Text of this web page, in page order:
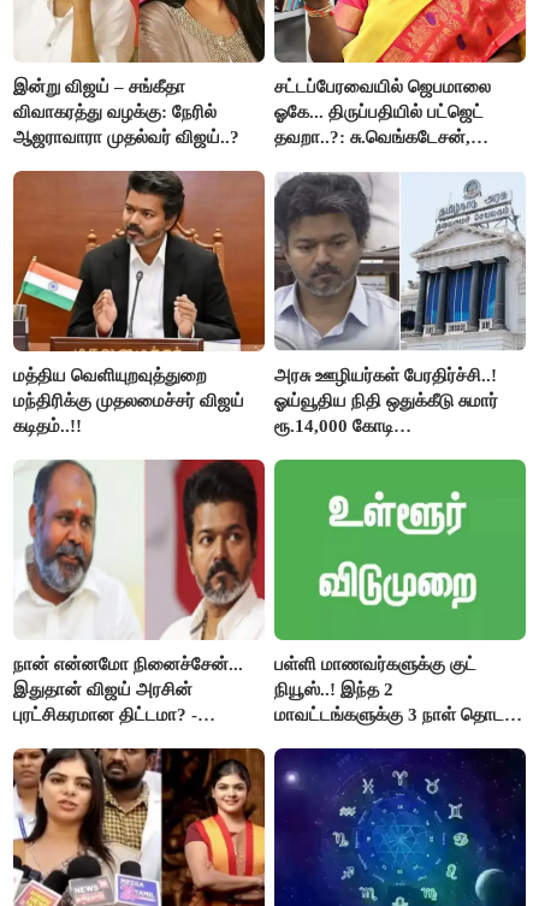
இன்று விஜய் – சங்கீதா
விவாகரத்து வழக்கு: நேரில்
ஆஜராவாரா முதல்வர் விஜய்..?
சட்டப்பேரவையில் ஜெபமாலை
ஓகே... திருப்பதியில் பட்ஜெட்
தவறா..?: சு.வெங்கடேசன்,
கேள்வி..!
மத்திய வெளியுறவுத்துறை
மந்திரிக்கு முதலமைச்சர் விஜய்
கடிதம்..!!
அரசு ஊழியர்கள் பேரதிர்ச்சி..!
ஓய்வூதிய நிதி ஒதுக்கீடு சுமார்
ரூ.14,000 கோடி
நான் என்னமோ நினைச்சேன்...
இதுதான் விஜய் அரசின்
புரட்சிகரமான திட்டமா? -
பள்ளி மாணவர்களுக்கு குட்
நியூஸ்..! இந்த 2
மாவட்டங்களுக்கு 3 நாள் தொடர்